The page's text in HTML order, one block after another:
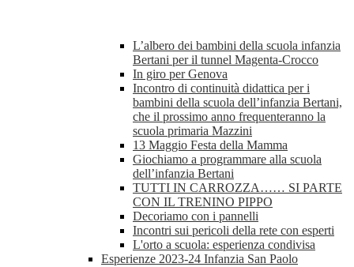
L’albero dei bambini della scuola infanzia
Bertani per il tunnel Magenta-Crocco
In giro per Genova
Incontro di continuità didattica per i
bambini della scuola dell’infanzia Bertani,
che il prossimo anno frequenteranno la
scuola primaria Mazzini
13 Maggio Festa della Mamma
Giochiamo a programmare alla scuola
dell’infanzia Bertani
TUTTI IN CARROZZA…… SI PARTE
CON IL TRENINO PIPPO
Decoriamo con i pannelli
Incontri sui pericoli della rete con esperti
L'orto a scuola: esperienza condivisa
Esperienze 2023-24 Infanzia San Paolo